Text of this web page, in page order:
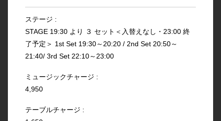
ステージ :
STAGE 19:30 より ３ セット＜入替えなし・23:00 終
了予定＞ 1st Set 19:30～20:20 / 2nd Set 20:50～
21:40/ 3rd Set 22:10～23:00
ミュージックチャージ :
4,950
テーブルチャージ :